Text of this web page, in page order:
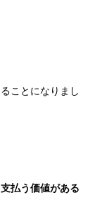
ことになりまし
払う価値がある